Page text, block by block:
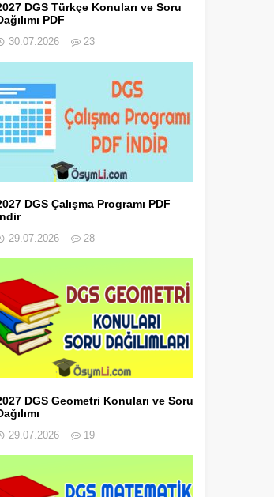
DGS Türkçe Konuları ve Soru
PDF
30.07.2026 23
DGS Çalışma Programı PDF
29.07.2026 28
DGS Geometri Konuları ve Soru
29.07.2026 19